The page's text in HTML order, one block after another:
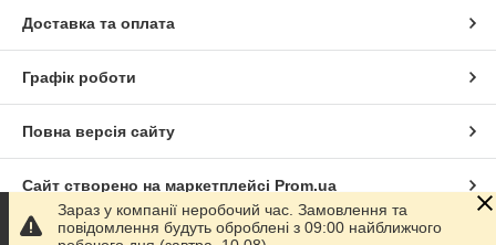
Доставка та оплата
Графік роботи
Повна версія сайту
Сайт створено на маркетплейсі Prom.ua
Політика конфіденційності
Зараз у компанії неробочий час. Замовлення та
повідомлення будуть оброблені з 09:00 найближчого